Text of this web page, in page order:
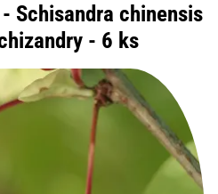
Schisandra chinensis
- 6 ks